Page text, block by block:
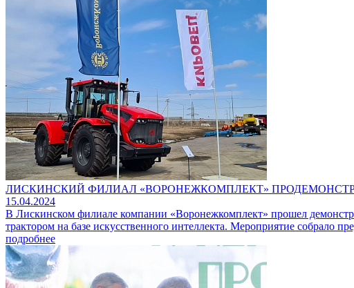
ЛИСКИНСКИЙ ФИЛИАЛ «ВОРОНЕЖКОМПЛЕКТ»
15.04.2024
В Лискинском филиале компании «Воронежкомплект» прошел
трактором на базе искусственного интеллекта. Мероприятие собрало
подробнее